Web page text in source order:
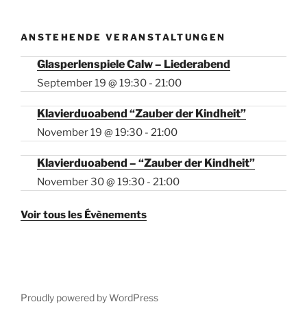
ANSTEHENDE VERANSTALTUNGEN
Glasperlenspiele Calw – Liederabend
September 19 @ 19:30 - 21:00
Klavierduoabend “Zauber der Kindheit”
November 19 @ 19:30 - 21:00
Klavierduoabend – “Zauber der Kindheit”
November 30 @ 19:30 - 21:00
Voir tous les Évènements
Proudly powered by WordPress